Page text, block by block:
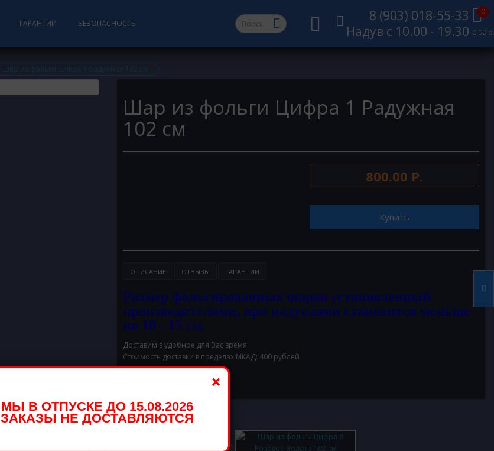
ГАРАНТИИ БЕЗОПАСНОСТЬ
8 (903) 018-55-33
Надув с 10.00 - 19.30
0
0.00 р.
шар из фольги цифра 1 радужная 102 см
Шар из фольги Цифра 1 Радужная
102 см
800.00 Р.
Купить
ОПИСАНИЕ ОТЗЫВЫ ГАРАНТИИ
Размер фольгированных шаров установленный
производителями, при надувании становится меньше
на 10 - 15 см.
Доставим в удобное для Вас время
Стоимость доставки в пределах МКАД: 400 рублей
×
МЫ В ОТПУСКЕ ДО 15.08.2026
ЗАКАЗЫ НЕ ДОСТАВЛЯЮТСЯ